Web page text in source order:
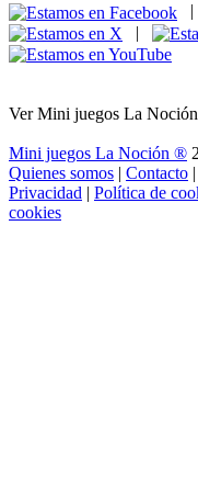
|
|
Ver Mini juegos La
Mini juegos La Noción ®
Quienes somos | Contacto |
Privacidad | Política de
cookies